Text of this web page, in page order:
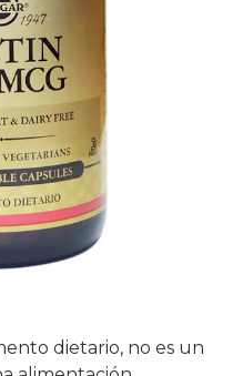
dietario, no es un